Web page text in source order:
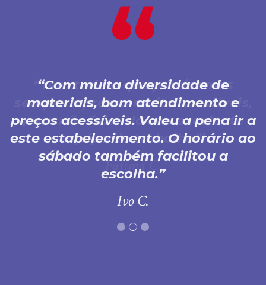
Com muita diversidade de
materiais, bom atendimento e
preços acessíveis. Valeu a pena ir a
este estabelecimento. O horário ao
sábado também facilitou a
escolha.
Ivo C.